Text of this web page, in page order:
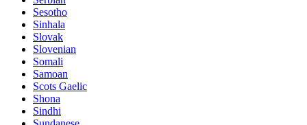
Sesotho
Sinhala
Slovak
Slovenian
Somali
Samoan
Scots Gaelic
Shona
Sindhi